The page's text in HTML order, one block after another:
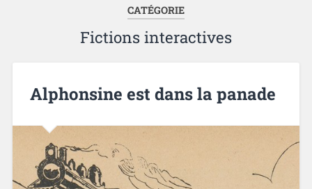
CATÉGORIE
Fictions interactives
Alphonsine est dans la panade